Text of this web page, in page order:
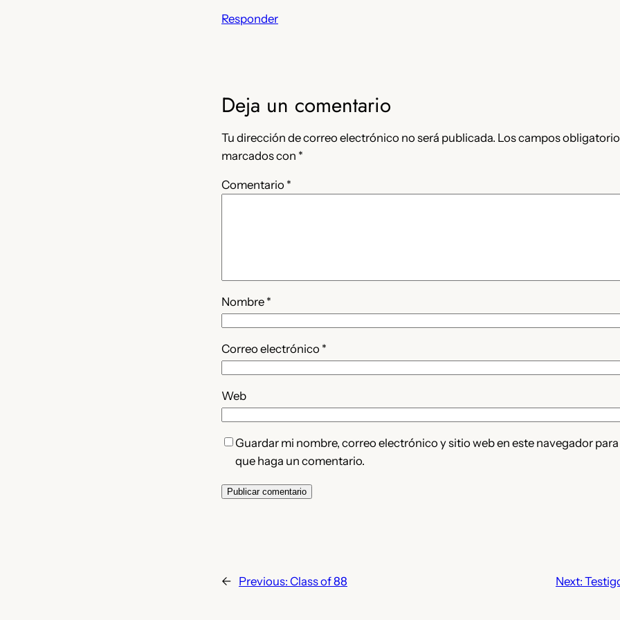
Responder
Deja un comentario
Tu dirección de correo electrónico no será publicada. Los campos
marcados con *
Comentario *
Nombre *
Correo electrónico *
Web
Guardar mi nombre, correo electrónico y sitio web en este navegador
que haga un comentario.
← Previous: Class of 88 Next: